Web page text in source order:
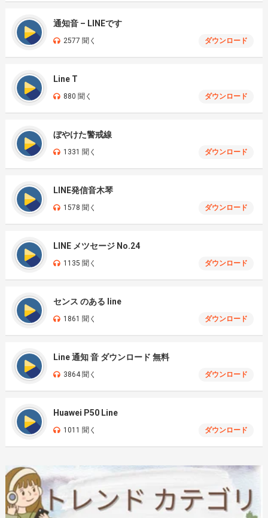
通知音 – LINEです
2577 聞く ダウンロード
Line T
880 聞く ダウンロード
ぼやけた警戒線
1331 聞く ダウンロード
LINE発信音木琴
1578 聞く ダウンロード
LINE メツセージ No.24
1135 聞く ダウンロード
センス のある line
1861 聞く ダウンロード
Line 通知 音 ダウンロード 無料
3864 聞く ダウンロード
Huawei P50 Line
1011 聞く ダウンロード